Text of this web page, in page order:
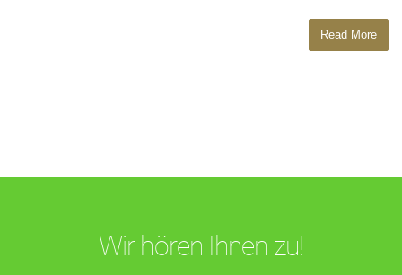
Read More
Wir hören Ihnen zu!